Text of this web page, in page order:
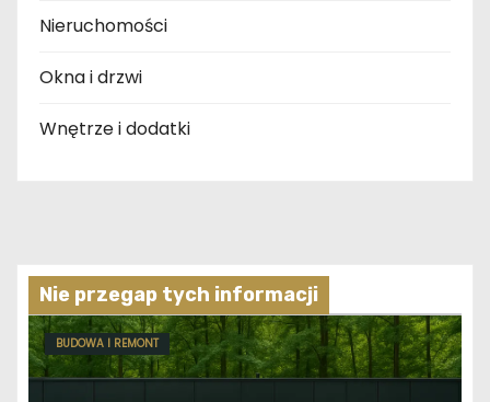
Nieruchomości
Okna i drzwi
Wnętrze i dodatki
Nie przegap tych informacji
BUDOWA I REMONT